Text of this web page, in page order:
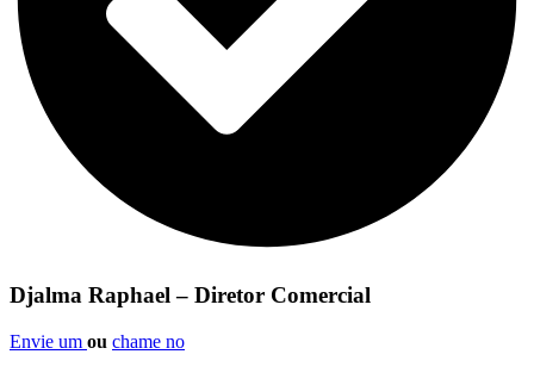
Djalma Raphael – Diretor Comercial
Envie um ou chame no